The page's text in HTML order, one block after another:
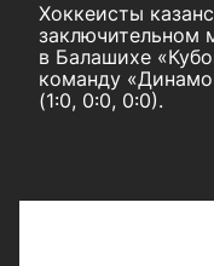
Хоккеисты
заключительном
в Балашихе
команду
(1:0, 0:0, 0:0).